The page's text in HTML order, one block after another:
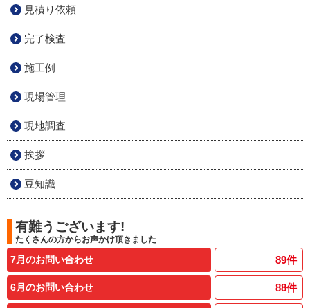
見積り依頼
完了検査
施工例
現場管理
現地調査
挨拶
豆知識
有難うございます!
たくさんの方からお声かけ頂きました
7月のお問い合わせ 89件
6月のお問い合わせ 88件